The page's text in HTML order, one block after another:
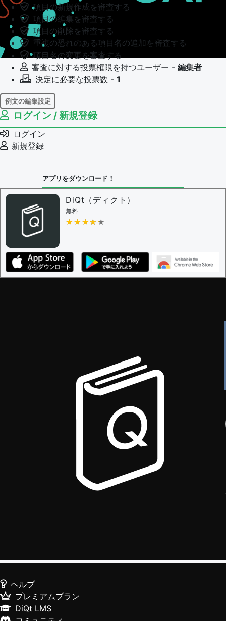
項目の新規作成を審査する
項目の編集を審査する
項目の削除を審査する
重複の恐れのある項目名の追加を審査する
項目名の変更を審査する
審査に対する投票権限を持つユーザー - 編集者
決定に必要な投票数 - 1
例文の編集設定
例文の編集権限を持つユーザー -
例文の編集を審査する
例文の削除を審査する
審査に対する投票権限を持つユーザー -
問題の編集権限を持つユーザー -
審査に対する投票権限を持つユーザー -
ザー
決定に必要な投票数 -
編集ガイドライン
ログイン / 新規登録
ログイン
新規登録
アプリをダウンロード！
DiQt（ディクト）
無料
★★★★★
★★★★★
ヘルプ
プレミアムプラン
DiQt LMS